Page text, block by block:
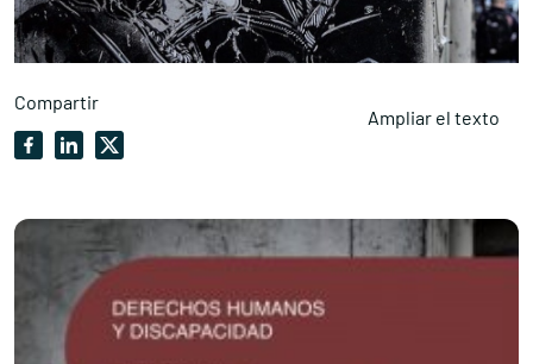
Compartir
Ampliar el texto